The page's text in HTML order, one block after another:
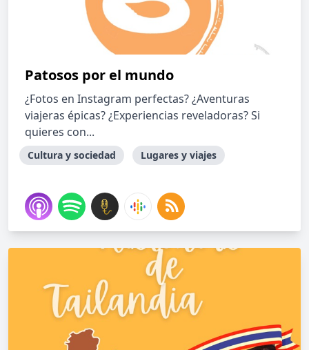
Patosos por el mundo
¿Fotos en Instagram perfectas? ¿Aventuras
viajeras épicas? ¿Experiencias reveladoras? Si
quieres con...
Cultura y sociedad Lugares y viajes